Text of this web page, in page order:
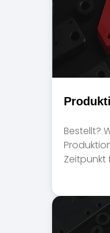
Bestellt?
Zeitpunkt